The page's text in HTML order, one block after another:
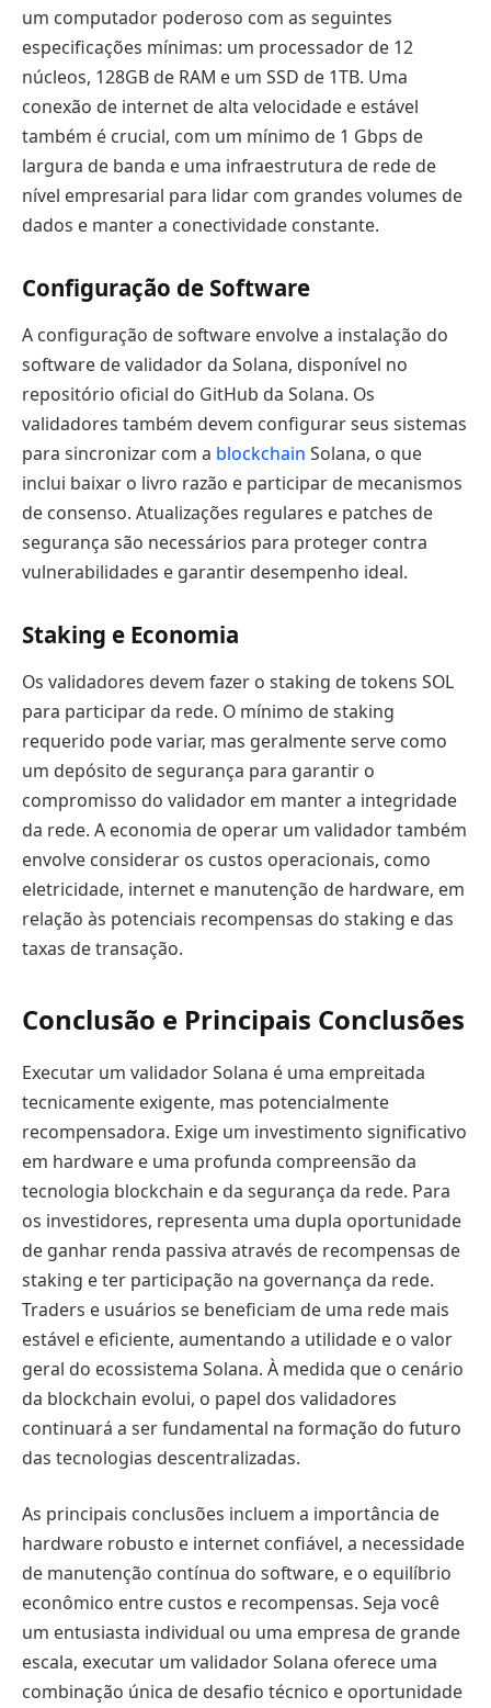
um computador poderoso com as seguintes
especificações mínimas: um processador de 12
núcleos, 128GB de RAM e um SSD de 1TB. Uma
conexão de internet de alta velocidade e estável
também é crucial, com um mínimo de 1 Gbps de
largura de banda e uma infraestrutura de rede de
nível empresarial para lidar com grandes volumes de
dados e manter a conectividade constante.
Configuração de Software
A configuração de software envolve a instalação do
software de validador da Solana, disponível no
repositório oficial do GitHub da Solana. Os
validadores também devem configurar seus sistemas
para sincronizar com a blockchain Solana, o que
inclui baixar o livro razão e participar de mecanismos
de consenso. Atualizações regulares e patches de
segurança são necessários para proteger contra
vulnerabilidades e garantir desempenho ideal.
Staking e Economia
Os validadores devem fazer o staking de tokens SOL
para participar da rede. O mínimo de staking
requerido pode variar, mas geralmente serve como
um depósito de segurança para garantir o
compromisso do validador em manter a integridade
da rede. A economia de operar um validador também
envolve considerar os custos operacionais, como
eletricidade, internet e manutenção de hardware, em
relação às potenciais recompensas do staking e das
taxas de transação.
Conclusão e Principais Conclusões
Executar um validador Solana é uma empreitada
tecnicamente exigente, mas potencialmente
recompensadora. Exige um investimento significativo
em hardware e uma profunda compreensão da
tecnologia blockchain e da segurança da rede. Para
os investidores, representa uma dupla oportunidade
de ganhar renda passiva através de recompensas de
staking e ter participação na governança da rede.
Traders e usuários se beneficiam de uma rede mais
estável e eficiente, aumentando a utilidade e o valor
geral do ecossistema Solana. À medida que o cenário
da blockchain evolui, o papel dos validadores
continuará a ser fundamental na formação do futuro
das tecnologias descentralizadas.
As principais conclusões incluem a importância de
hardware robusto e internet confiável, a necessidade
de manutenção contínua do software, e o equilíbrio
econômico entre custos e recompensas. Seja você
um entusiasta individual ou uma empresa de grande
escala, executar um validador Solana oferece uma
combinação única de desafio técnico e oportunidade